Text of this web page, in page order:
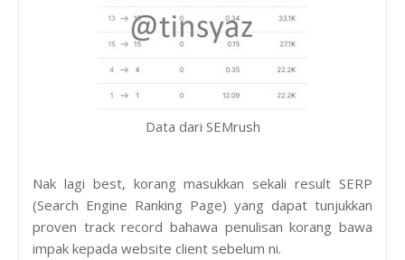
Data dari SEMrush
Nak lagi best, korang masukkan sekali result SERP
(Search Engine Ranking Page) yang dapat tunjukkan
proven track record bahawa penulisan korang bawa
impak kepada website client sebelum ni.